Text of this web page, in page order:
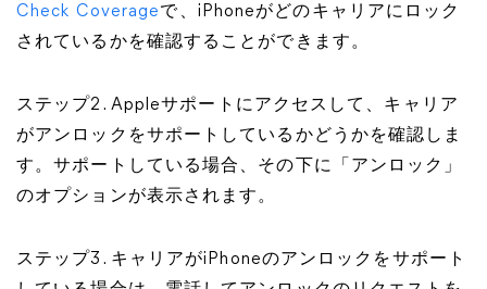
Check Coverageで、iPhoneがどのキャリアにロック
されているかを確認することができます。
ステップ2. Appleサポートにアクセスして、キャリア
がアンロックをサポートしているかどうかを確認しま
す。サポートしている場合、その下に「アンロック」
のオプションが表示されます。
ステップ3. キャリアがiPhoneのアンロックをサポート